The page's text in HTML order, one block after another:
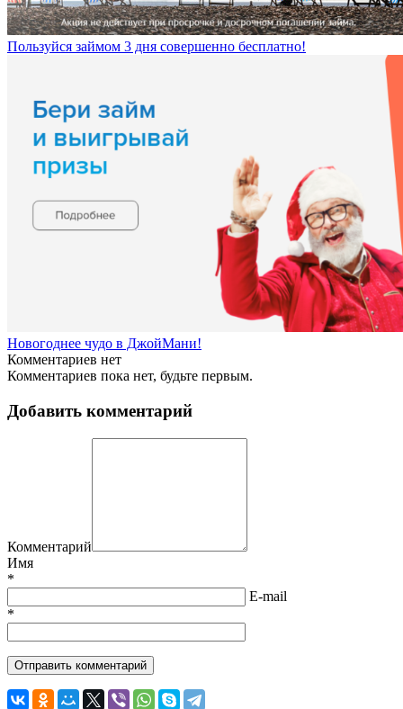
Пользуйся займом 3 дня совершенно бесплатно!
Новогоднее чудо в ДжойМани!
Комментариев нет
Комментариев пока нет, будьте первым.
Добавить комментарий
Комментарий
Имя
*
E-mail
*